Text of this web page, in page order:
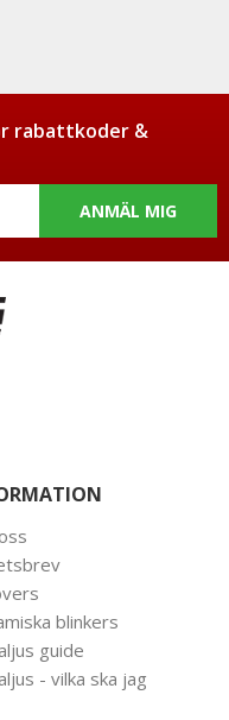
att kontakta oss per
rabattkoder &
ANMÄL MIG
blinkers
guide
- vilka ska jag